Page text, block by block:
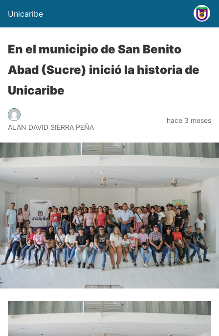
Unicaribe
En el municipio de San Benito
Abad (Sucre) inició la historia de
Unicaribe
ALAN DAVID SIERRA PEÑA
hace 3 meses